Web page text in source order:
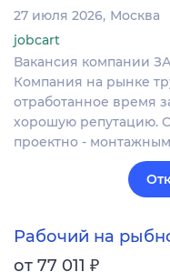
27 июля 2026 Москва
jobcart
Вакансия компании
Компания на рынке
отработанное время
хорошую репутацию.
проектно -
Рабочий на
от 77 011 ₽